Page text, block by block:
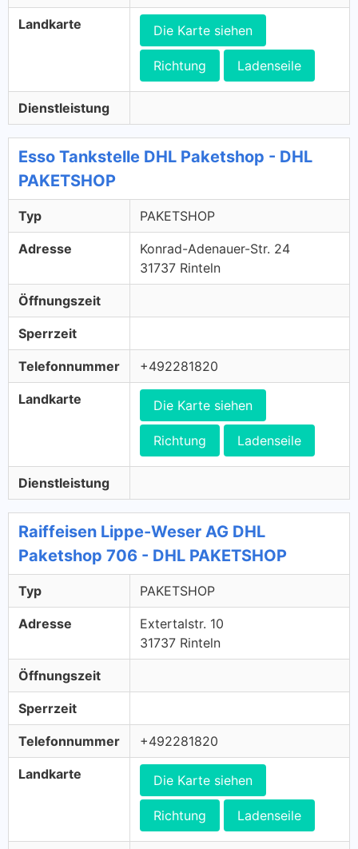
Landkarte Die Karte siehen
Richtung Ladenseile
Dienstleistung
Esso Tankstelle DHL Paketshop - DHL
PAKETSHOP
Typ PAKETSHOP
Adresse
Konrad-Adenauer-Str. 24
31737 Rinteln
Öffnungszeit
Sperrzeit
Telefonnummer +492281820
Landkarte Die Karte siehen
Richtung Ladenseile
Dienstleistung
Raiffeisen Lippe-Weser AG DHL
Paketshop 706 - DHL PAKETSHOP
Typ PAKETSHOP
Adresse
Extertalstr. 10
31737 Rinteln
Öffnungszeit
Sperrzeit
Telefonnummer +492281820
Landkarte Die Karte siehen
Richtung Ladenseile